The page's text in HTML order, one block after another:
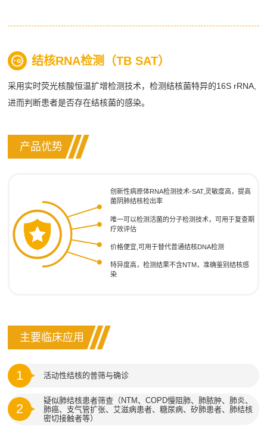
结核RNA检测（TB SAT）
采用实时荧光核酸恒温扩增检测技术，检测结核菌特异的16S rRNA,
进而判断患者是否存在结核菌的感染。
产品优势
创新性病原体RNA检测技术-SAT,灵敏度高，提高
菌阴肺结核检出率
唯一可以检测活菌的分子检测技术，可用于复查期
疗效评估
价格便宜,可用于替代普通结核DNA检测
特异度高，检测结果不含NTM，准确鉴别结核感
染
主要临床应用
1 活动性结核的普筛与确诊
2
疑似肺结核患者筛查（NTM、COPD慢阻肺、肺脓肿、肺炎、
肺癌、支气管扩张、艾滋病患者、糖尿病、矽肺患者、肺结核
密切接触者等）